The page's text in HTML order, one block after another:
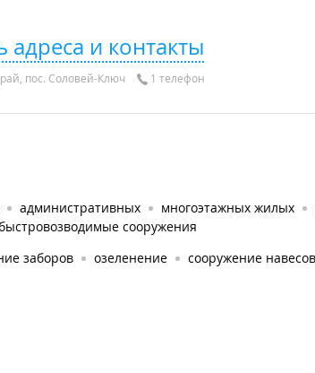
адреса и контакты
пос. Соловей-Ключ 1 телефон
административных многоэтажных жилых
сооружения
заборов озеленение
сооружение